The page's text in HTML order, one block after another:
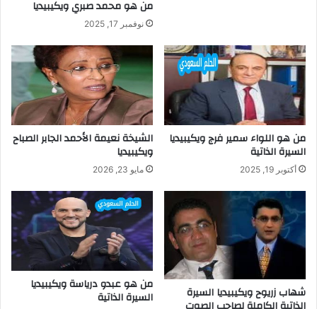
من هو محمد صبري ويكيبيديا
نوفمبر 17, 2025
من هو اللواء سمير فرج ويكيبيديا
السيرة الذاتية
أكتوبر 19, 2025
الشيخة نعيمة الأحمد الجابر الصباح
ويكيبيديا
مايو 23, 2026
شهاب زريوح ويكيبيديا السيرة من هو عبدو درياسة ويكيبيديا
السيرة الذاتية